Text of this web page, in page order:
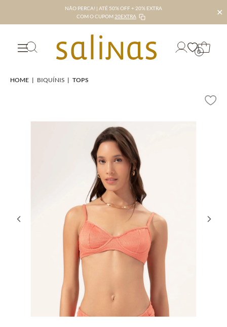
NÃO PERCA! | ATÉ 50% OFF + 20% EXTRA
COM O CUPOM 20EXTRA ✕
0
HOME | BIQUÍNIS | TOPS